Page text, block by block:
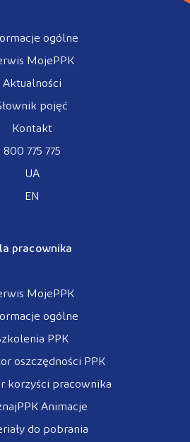
ogólne
MojePPK
Aktualności
pojęć
Kontakt
800 775 775
UA
EN
pracownika
MojePPK
ogólne
PPK
oszczędności PPK
korzyści pracownika
Animacje
do pobrania